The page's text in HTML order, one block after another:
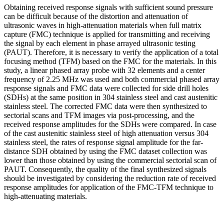
Obtaining received response signals with sufficient sound pressure
can be difficult because of the distortion and attenuation of
ultrasonic waves in high-attenuation materials when full matrix
capture (FMC) technique is applied for transmitting and receiving
the signal by each element in phase arrayed ultrasonic testing
(PAUT). Therefore, it is necessary to verify the application of a total
focusing method (TFM) based on the FMC for the materials. In this
study, a linear phased array probe with 32 elements and a center
frequency of 2.25 MHz was used and both commercial phased array
response signals and FMC data were collected for side drill holes
(SDHs) at the same position in 304 stainless steel and cast austenitic
stainless steel. The corrected FMC data were then synthesized to
sectorial scans and TFM images via post-processing, and the
received response amplitudes for the SDHs were compared. In case
of the cast austenitic stainless steel of high attenuation versus 304
stainless steel, the rates of response signal amplitude for the far-
distance SDH obtained by using the FMC dataset collection was
lower than those obtained by using the commercial sectorial scan of
PAUT. Consequently, the quality of the final synthesized signals
should be investigated by considering the reduction rate of received
response amplitudes for application of the FMC-TFM technique to
high-attenuating materials.